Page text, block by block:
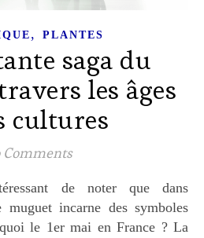
, PLANTES
saga du
les âges
cultures
Comments
incarne des symboles
le 1er mai en France ? La